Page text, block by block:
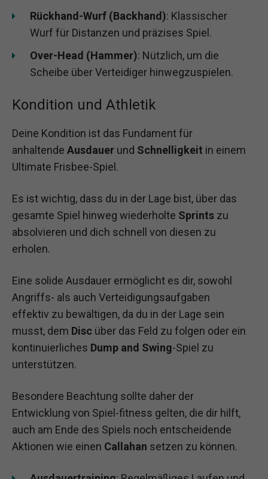
Rückhand-Wurf (Backhand): Klassischer
Wurf für Distanzen und präzises Spiel.
Over-Head (Hammer): Nützlich, um die
Scheibe über Verteidiger hinwegzuspielen.
Kondition und Athletik
Deine Kondition ist das Fundament für
anhaltende Ausdauer und Schnelligkeit in einem
Ultimate Frisbee-Spiel.
Es ist wichtig, dass du in der Lage bist, über das
gesamte Spiel hinweg wiederholte Sprints zu
absolvieren und dich schnell von diesen zu
erholen.
Eine solide Ausdauer ermöglicht es dir, sowohl
Angriffs- als auch Verteidigungsaufgaben
effektiv zu bewältigen, da du in der Lage sein
musst, dem Disc über das Feld zu folgen oder ein
kontinuierliches Dump and Swing-Spiel zu
unterstützen.
Besondere Beachtung sollte daher der
Entwicklung von Spiel-fitness gelten, die dir hilft,
auch am Ende des Spiels noch entscheidende
Aktionen wie einen Callahan setzen zu können.